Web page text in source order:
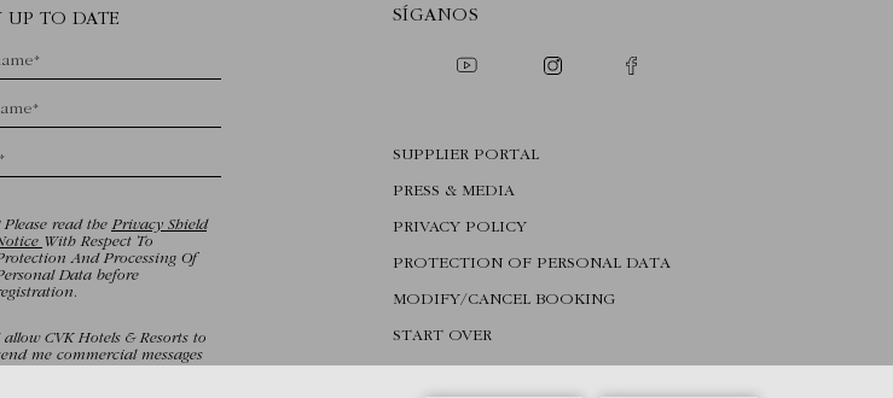
SÍGANOS
SUPPLIER PORTAL
PRESS & MEDIA
PRIVACY POLICY
PROTECTION OF PERSONAL DATA
MODIFY/CANCEL BOOKING
START OVER